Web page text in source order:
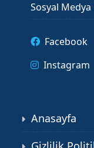
Sosyal Medya
Facebook
Instagram
Anasayfa